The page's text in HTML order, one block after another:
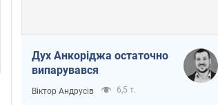
Дух Анкоріджа остаточно
випарувався
Віктор Андрусів 6,5 т.